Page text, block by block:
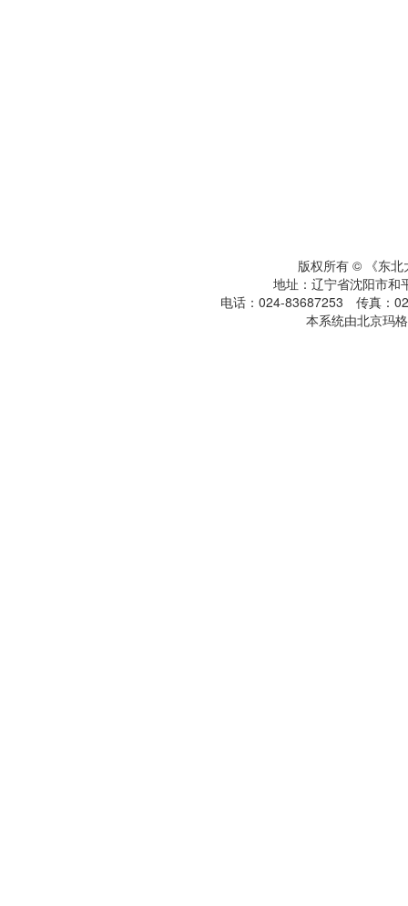
版权所有 © 《东北
地址：辽宁省沈阳市
电话：024-83687253 传真：
本系统由北京玛